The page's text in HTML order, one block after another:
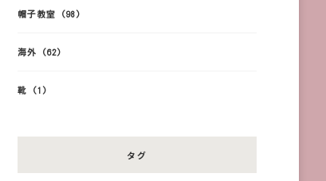
帽子教室 (98)
海外 (62)
靴 (1)
タグ